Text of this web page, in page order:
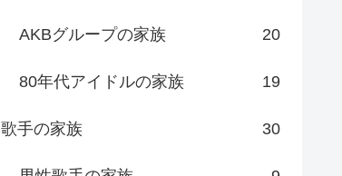
AKBグループの家族 20
80年代アイドルの家族 19
歌手の家族 30